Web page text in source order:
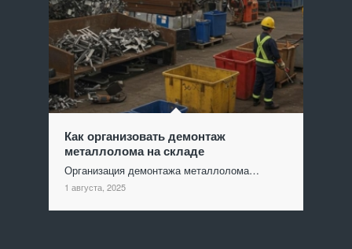
Как организовать демонтаж
металлолома на складе
Организация демонтажа металлолома…
1 августа, 2025